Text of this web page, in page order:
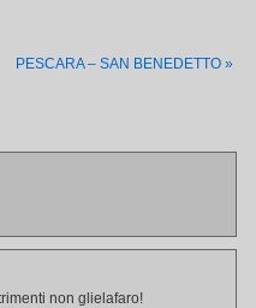
PESCARA – SAN BENEDETTO »
non glielafaro!